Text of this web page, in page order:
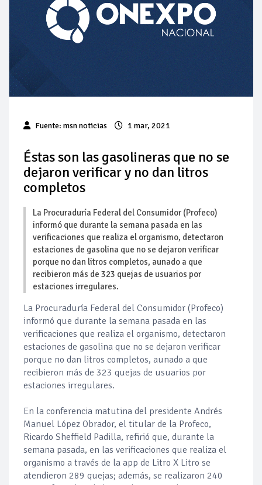
Pierde Pemex 71 millones de pesos al día por
"procesadoras" ilegales
Incertidumbre regulatoria pone a prueba las inversiones de
las Estaciones de Servicio familiares
espera estabilización del mercado
Baja 5% más el precio internacional del crudo por posible
acuerdo de paz
Petróleo continúa su descenso en el mercado internacional
Fuente: msn noticias 1 mar, 2021
Éstas son las gasolineras que no se
dejaron verificar y no dan litros
completos
La Procuraduría Federal del Consumidor (Profeco)
informó que durante la semana pasada en las
verificaciones que realiza el organismo, detectaron
estaciones de gasolina que no se dejaron verificar
porque no dan litros completos, aunado a que
recibieron más de 323 quejas de usuarios por
estaciones irregulares.
La Procuraduría Federal del Consumidor (Profeco)
informó que durante la semana pasada en las
verificaciones que realiza el organismo, detectaron
estaciones de gasolina que no se dejaron verificar
porque no dan litros completos, aunado a que
recibieron más de 323 quejas de usuarios por
estaciones irregulares.
En la conferencia matutina del presidente Andrés
Manuel López Obrador, el titular de la Profeco,
Ricardo Sheffield Padilla, refirió que, durante la
semana pasada, en las verificaciones que realiza el
organismo a través de la app de Litro X Litro se
atendieron 289 quejas; además, se realizaron 240